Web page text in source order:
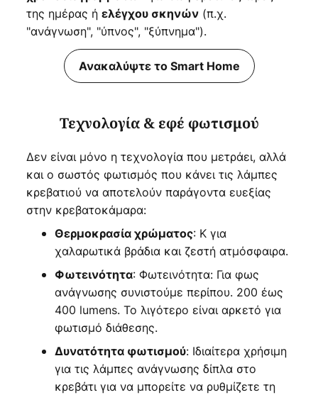
της ημέρας ή ελέγχου σκηνών(π.χ.
"ανάγνωση", "ύπνος", "ξύπνημα").
Ανακαλύψτε το Smart Home
Τεχνολογία & εφέ φωτισμού
Δεν είναι μόνο η τεχνολογία που μετράει, αλλά
και ο σωστός φωτισμός που κάνει τις λάμπες
κρεβατιού να αποτελούν παράγοντα ευεξίας
στην κρεβατοκάμαρα:
Θερμοκρασία χρώματος: Κ για
χαλαρωτικά βράδια και ζεστή ατμόσφαιρα.
Φωτεινότητα: Φωτεινότητα: Για φως
ανάγνωσης συνιστούμε περίπου. 200 έως
400 lumens. Το λιγότερο είναι αρκετό για
φωτισμό διάθεσης.
Δυνατότητα φωτισμού: Ιδιαίτερα χρήσιμη
για τις λάμπες ανάγνωσης δίπλα στο
κρεβάτι για να μπορείτε να ρυθμίζετε τη